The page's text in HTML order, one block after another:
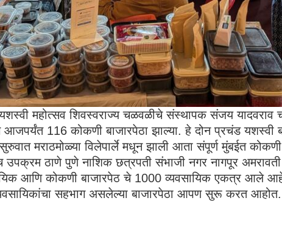
महोत्सव शिवस्वराज्य चळवळीचे संस्थापक संजय यादवराव
116 कोकणी बाजारपेठा झाल्या. हे दोन प्रचंड
मराठमोळ्या विलेपार्ले मधून झाली आता संपूर्ण मुंबईत
ठाणे पुणे नाशिक छत्रपती संभाजी नगर नागपूर अमरावती
आणि कोकणी बाजारपेठ चे 1000 व्यवसायिक एकत्र आले
सहभाग असलेल्या बाजारपेठा आपण सुरू करत आहोत.